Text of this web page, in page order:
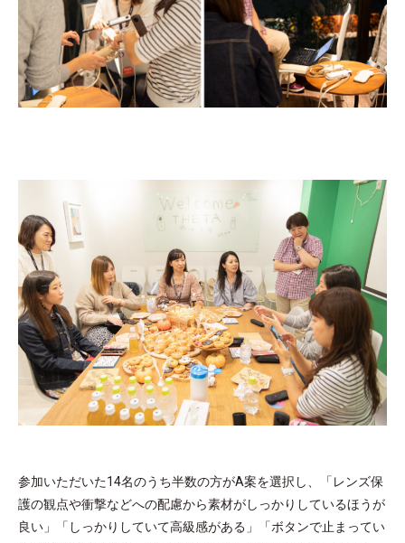
参加いただいた14名のうち半数の方がA案を選択し、「レンズ保
護の観点や衝撃などへの配慮から素材がしっかりしているほうが
良い​」「しっかりしていて高級感がある​」「ボタンで止まってい